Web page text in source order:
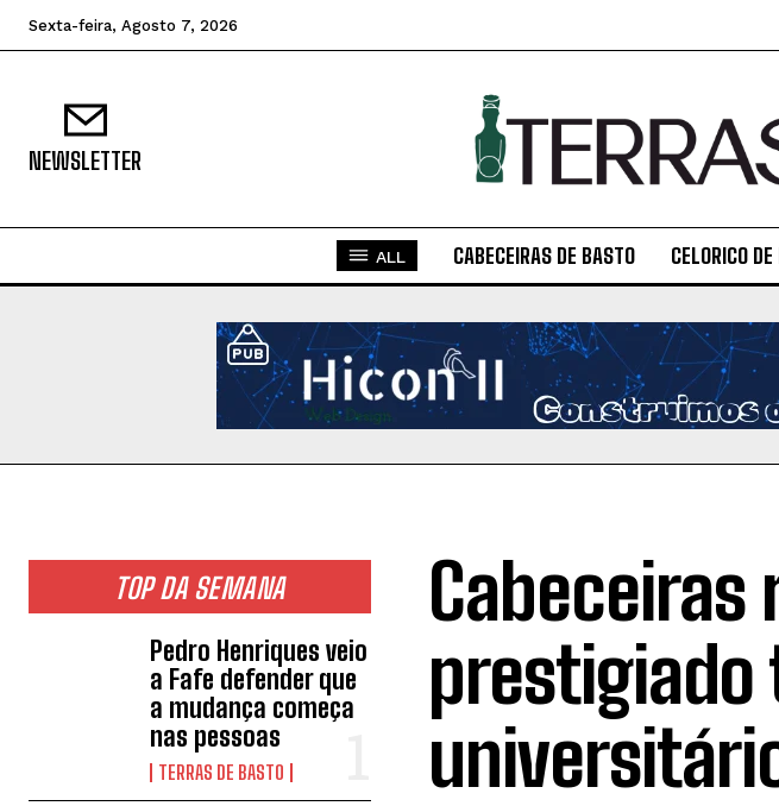
Sexta-feira, Agosto 7, 2026
NEWSLETTER
ALL CABECEIRAS DE BASTO CELORICO
TOP DA SEMANA
Pedro Henriques veio
a Fafe defender que
a mudança começa
nas pessoas
TERRAS DE BASTO
Cabeceiras
prestigiado